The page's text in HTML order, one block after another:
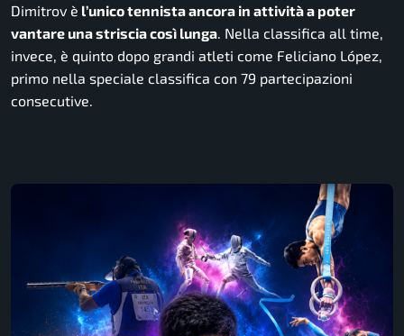
Dimitrov è l’unico tennista ancora in attività a poter
vantare una striscia così lunga. Nella classifica all time,
invece, è quinto dopo grandi atleti come Feliciano López,
primo nella speciale classifica con 79 partecipazioni
consecutive.